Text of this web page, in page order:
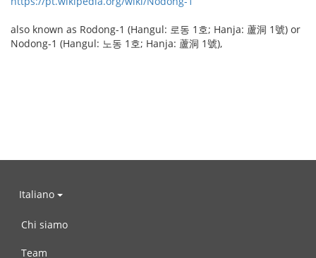
also known as Rodong-1 (Hangul: 로동 1호; Hanja: 蘆洞 1號) or
Nodong-1 (Hangul: 노동 1호; Hanja: 蘆洞 1號),
Italiano
Chi siamo
Team